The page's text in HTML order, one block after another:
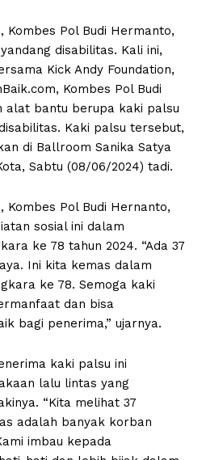
Kombes Pol Budi Hermanto,
disabilitas. Kali ini,
Kick Andy Foundation,
Kombes Pol Budi
alat bantu berupa kaki palsu
Kaki palsu tersebut,
di Ballroom Sanika Satya
Sabtu (08/06/2024) tadi.
Kombes Pol Budi Hernanto,
sosial ini dalam
ke 78 tahun 2024. “Ada 37
Ini kita kemas dalam
ke 78. Semoga kaki
dan bisa
bagi penerima,” ujarnya.
kaki palsu ini
lalu lintas yang
“Kita melihat 37
adalah banyak korban
imbau kepada